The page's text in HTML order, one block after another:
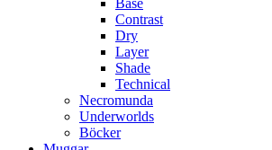
Base
Contrast
Dry
Layer
Shade
Technical
Necromunda
Underworlds
Böcker